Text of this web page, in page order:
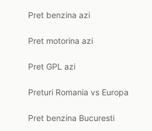
Pret benzina azi
Pret motorina azi
Pret GPL azi
Preturi Romania vs Europa
Pret benzina Bucuresti